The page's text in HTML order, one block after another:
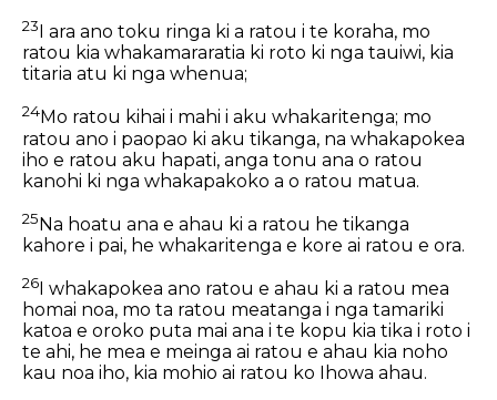
23
I ara ano toku ringa ki a ratou i te koraha, mo
ratou kia whakamararatia ki roto ki nga tauiwi, kia
titaria atu ki nga whenua;
24Mo ratou kihai i mahi i aku whakaritenga; mo
ratou ano i paopao ki aku tikanga, na whakapokea
iho e ratou aku hapati, anga tonu ana o ratou
kanohi ki nga whakapakoko a o ratou matua.
25Na hoatu ana e ahau ki a ratou he tikanga
kahore i pai, he whakaritenga e kore ai ratou e ora.
26 I whakapokea ano ratou e ahau ki a ratou mea
homai noa, mo ta ratou meatanga i nga tamariki
katoa e oroko puta mai ana i te kopu kia tika i roto i
te ahi, he mea e meinga ai ratou e ahau kia noho
kau noa iho, kia mohio ai ratou ko Ihowa ahau.